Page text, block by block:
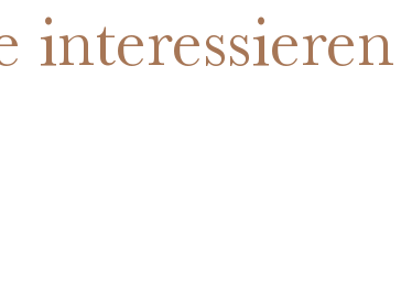
interessieren